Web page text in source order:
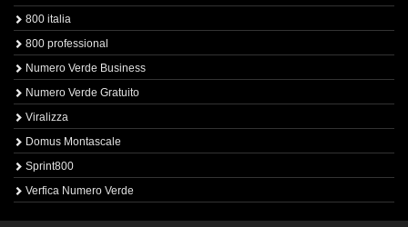
800 italia
800 professional
Numero Verde Business
Numero Verde Gratuito
Viralizza
Domus Montascale
Sprint800
Verfica Numero Verde